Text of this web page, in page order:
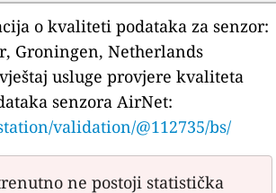
o kvaliteti podataka za senzor:
Groningen, Netherlands
usluge provjere kvaliteta
senzora AirNet:
validation/@112735/bs/
ne postoji statistička